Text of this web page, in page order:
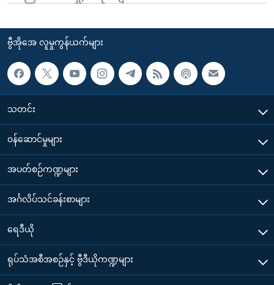
ဗွီအိုအေ လူမှုကွန်ယက်များ
သတင်း
၀န်ဆောင်မှုများ
အပတ်စဉ်ကဏ္ဍများ
အင်္ဂလိပ်သင်ခန်းစာများ
ရေဒီယို
ရုပ်သံအစီအစဉ်နှင့် ဗွီဒီယိုကဏ္ဍများ